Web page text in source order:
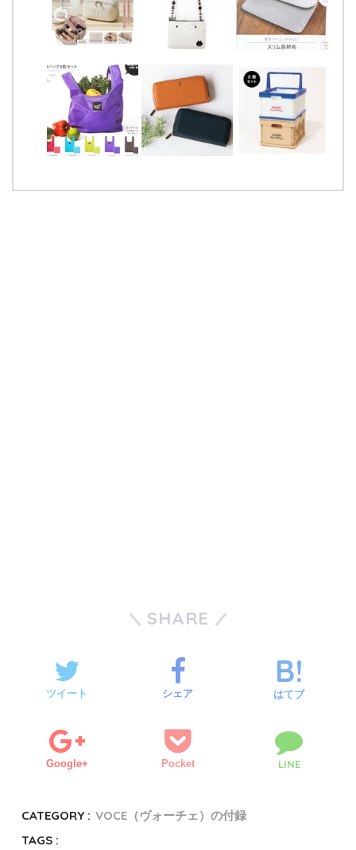
SHARE
ツイート シェア はてブ
Google+ Pocket LINE
CATEGORY : VOCE（ヴォーチェ）の付録
TAGS :